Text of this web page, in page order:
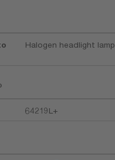
Halogen headlight lamp
64219L+